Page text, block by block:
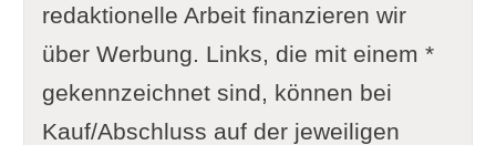
redaktionelle Arbeit finanzieren wir
über Werbung. Links, die mit einem *
gekennzeichnet sind, können bei
Kauf/Abschluss auf der jeweiligen